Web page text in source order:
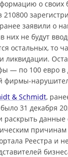
о своих
210800
заявили о
них не будут
остальных, то
ликвидации.
— по 100 евро в
фирмы-
& Schmidt,
31 декабря
раскрыть данные
Реестра и